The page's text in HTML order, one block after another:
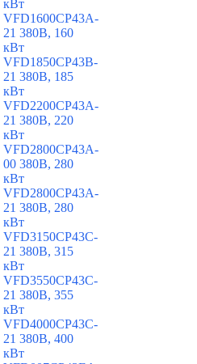
кВт
VFD1600CP43A-
21 380В, 160
кВт
VFD1850CP43B-
21 380В, 185
кВт
VFD2200CP43A-
21 380В, 220
кВт
VFD2800CP43A-
00 380В, 280
кВт
VFD2800CP43A-
21 380В, 280
кВт
VFD3150CP43C-
21 380В, 315
кВт
VFD3550CP43C-
21 380В, 355
кВт
VFD4000CP43C-
21 380В, 400
кВт